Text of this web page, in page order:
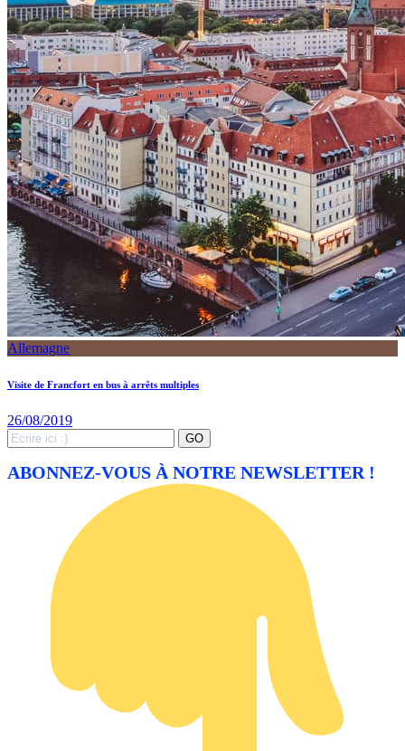
Allemagne
Visite de Francfort en bus à arrêts multiples
26/08/2019
Search
for:
GO
ABONNEZ-VOUS À NOTRE NEWSLETTER !